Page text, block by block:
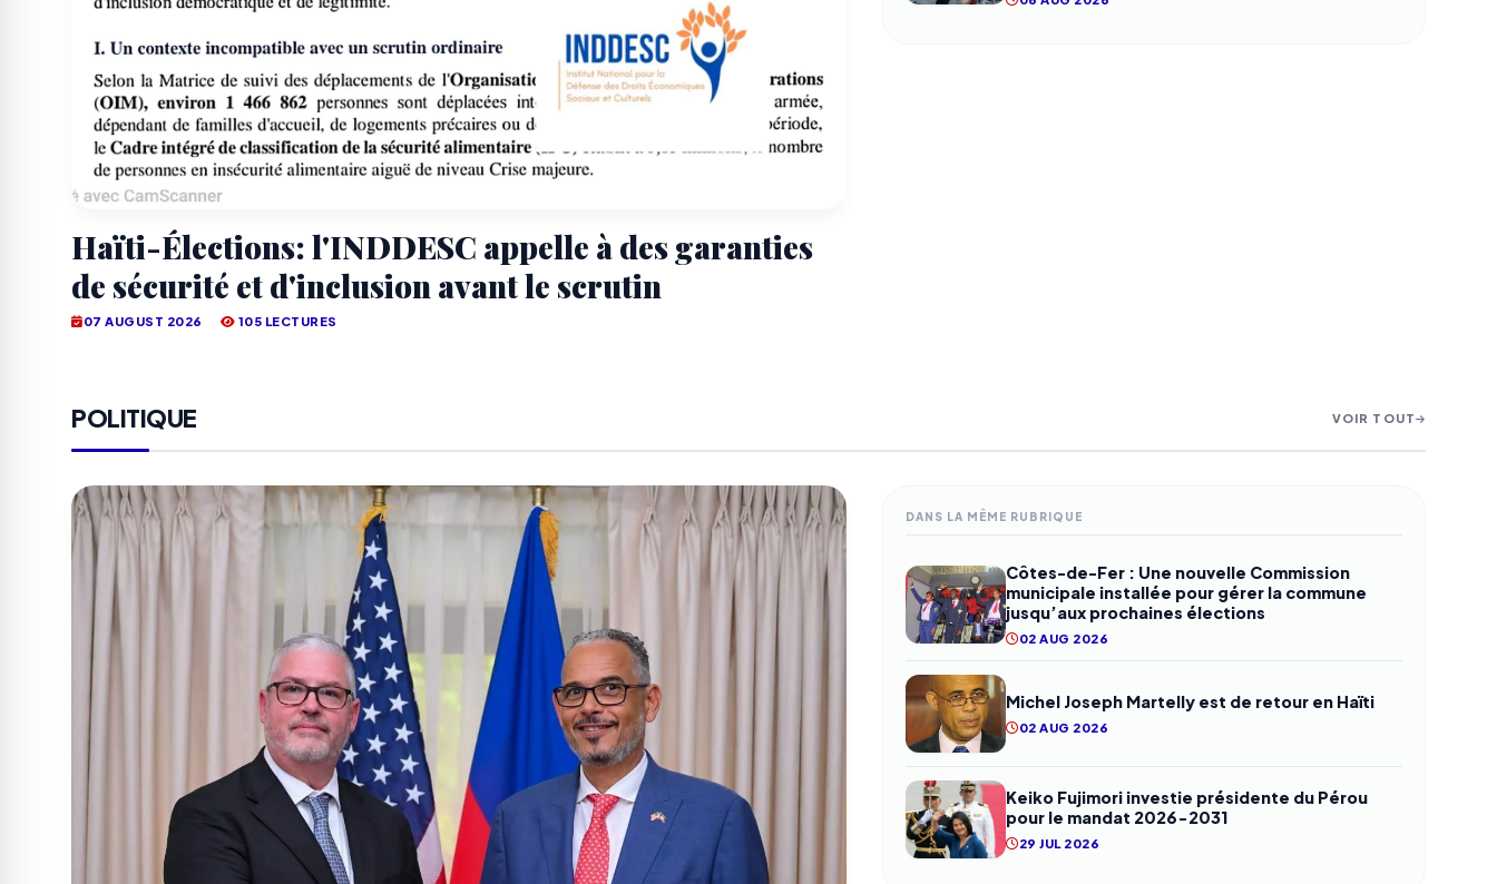
Haïti-Élections: l'INDDESC appelle à des garanties
de sécurité et d'inclusion avant le scrutin
07 AUGUST 2026 105 LECTURES
POLITIQUE VOIR TOUT
DANS LA MÊME RUBRIQUE
Côtes-de-Fer : Une nouvelle Commission
municipale installée pour gérer la commune
jusqu’aux prochaines élections
02 AUG 2026
Michel Joseph Martelly est de retour en Haïti
02 AUG 2026
Keiko Fujimori investie présidente du Pérou
pour le mandat 2026-2031
29 JUL 2026